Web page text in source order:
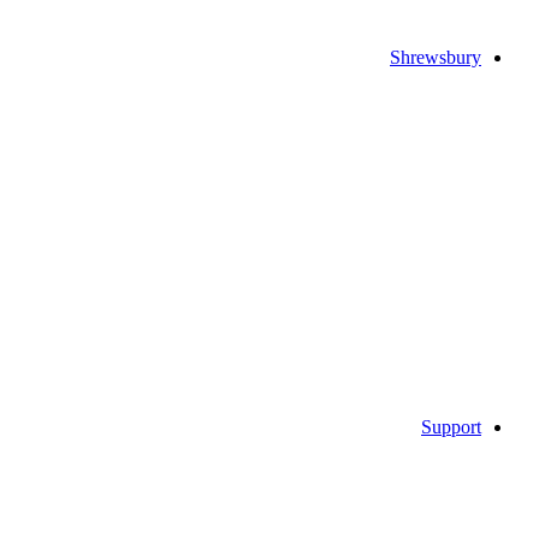
Shrewsbury
Support